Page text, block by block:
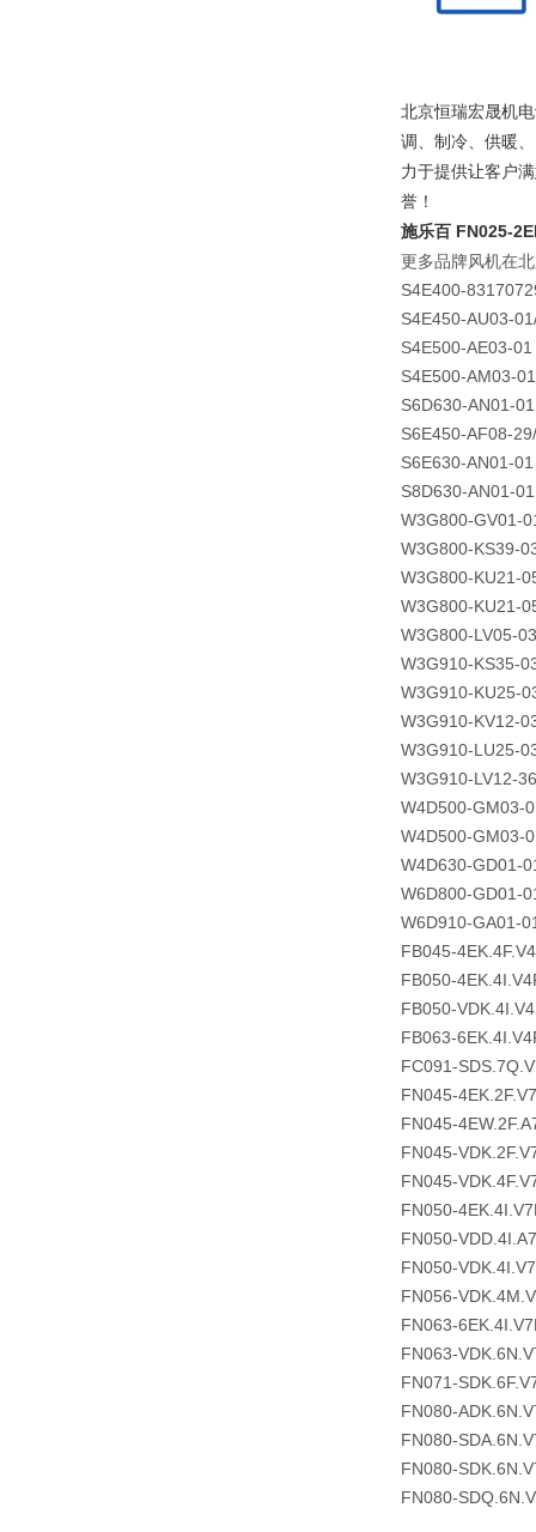
北京恒瑞宏晟机
调、制冷、供暖
力于提供让客户
誉！
施乐百 FN025-
更多品牌风机在
S4E400-
S4E450-AU03-
S4E500-AE03-01
S4E500-AM03-01
S6D630-AN01-01
S6E450-AF08-
S6E630-AN01-01
S8D630-AN01-01
W3G800-GV01-
W3G800-KS39-
W3G800-KU21-
W3G800-KU21-
W3G800-LV05-
W3G910-KS35-
W3G910-KU25-
W3G910-KV12-
W3G910-LU25-
W3G910-LV12-
W4D500-GM03-
W4D500-GM03-
W4D630-GD01-
W6D800-GD01-
W6D910-GA01-
FB045-
FB050-
FB050-
FB063-
FC091-
FN045-
FN045-
FN045-
FN045-
FN050-
FN050-
FN050-
FN056-
FN063-
FN063-
FN071-
FN080-
FN080-
FN080-
FN080-